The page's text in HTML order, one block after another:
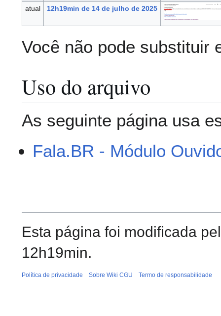
atual
12h19min de 14 de julho de 2025
Você não pode substituir
Uso do arquivo
As seguinte página usa
Fala.BR - Módulo
Esta página foi modificada
12h19min.
Política de privacidade Sobre Wiki CGU Termo de responsabilidade